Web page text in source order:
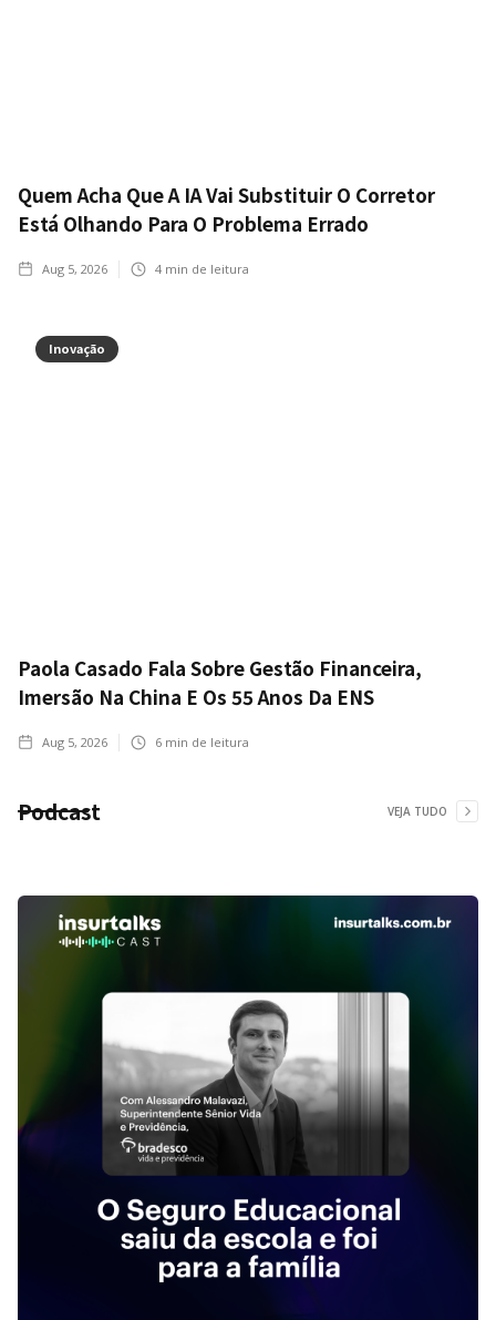
Quem Acha Que A IA Vai Substituir O Corretor
Está Olhando Para O Problema Errado
Aug 5, 2026 4 min de leitura
Inovação
Paola Casado Fala Sobre Gestão Financeira,
Imersão Na China E Os 55 Anos Da ENS
Aug 5, 2026 6 min de leitura
Podcast VEJA TUDO